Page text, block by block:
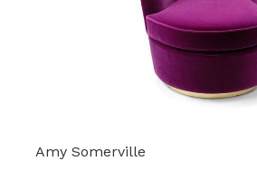
Amy Somerville